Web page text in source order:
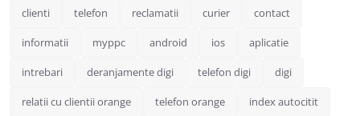
clienti telefon reclamatii curier contact
informatii myppc android ios aplicatie
intrebari deranjamente digi telefon digi digi
relatii cu clientii orange telefon orange index autocitit